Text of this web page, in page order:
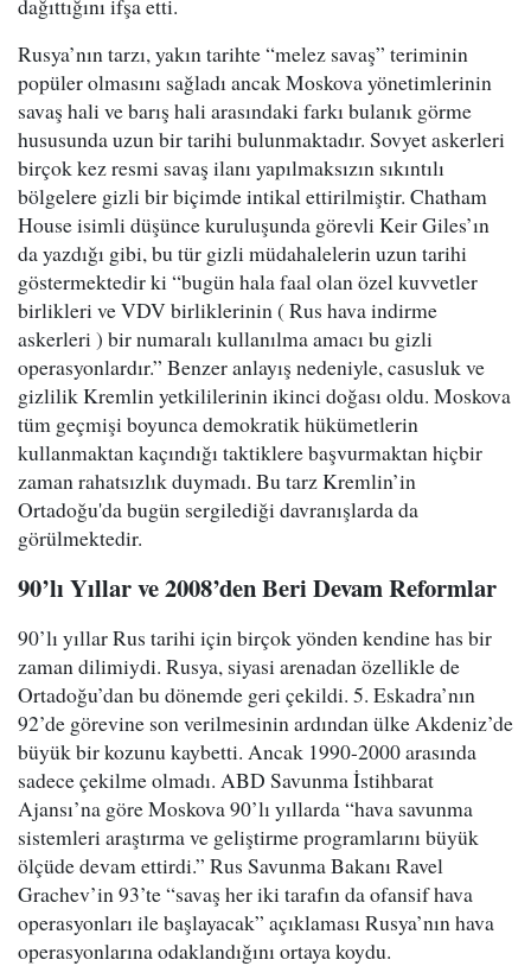
dağıttığını ifşa etti.
Rusya’nın tarzı, yakın tarihte “melez savaş” teriminin
popüler olmasını sağladı ancak Moskova yönetimlerinin
savaş hali ve barış hali arasındaki farkı bulanık görme
hususunda uzun bir tarihi bulunmaktadır. Sovyet askerleri
birçok kez resmi savaş ilanı yapılmaksızın sıkıntılı
bölgelere gizli bir biçimde intikal ettirilmiştir. Chatham
House isimli düşünce kuruluşunda görevli Keir Giles’ın
da yazdığı gibi, bu tür gizli müdahalelerin uzun tarihi
göstermektedir ki “bugün hala faal olan özel kuvvetler
birlikleri ve VDV birliklerinin ( Rus hava indirme
askerleri ) bir numaralı kullanılma amacı bu gizli
operasyonlardır.” Benzer anlayış nedeniyle, casusluk ve
gizlilik Kremlin yetkililerinin ikinci doğası oldu. Moskova
tüm geçmişi boyunca demokratik hükümetlerin
kullanmaktan kaçındığı taktiklere başvurmaktan hiçbir
zaman rahatsızlık duymadı. Bu tarz Kremlin’in
Ortadoğu'da bugün sergilediği davranışlarda da
görülmektedir.
90’lı Yıllar ve 2008’den Beri Devam Reformlar
90’lı yıllar Rus tarihi için birçok yönden kendine has bir
zaman dilimiydi. Rusya, siyasi arenadan özellikle de
Ortadoğu’dan bu dönemde geri çekildi. 5. Eskadra’nın
92’de görevine son verilmesinin ardından ülke Akdeniz’de
büyük bir kozunu kaybetti. Ancak 1990-2000 arasında
sadece çekilme olmadı. ABD Savunma İstihbarat
Ajansı’na göre Moskova 90’lı yıllarda “hava savunma
sistemleri araştırma ve geliştirme programlarını büyük
ölçüde devam ettirdi.” Rus Savunma Bakanı Ravel
Grachev’in 93’te “savaş her iki tarafın da ofansif hava
operasyonları ile başlayacak” açıklaması Rusya’nın hava
operasyonlarına odaklandığını ortaya koydu.